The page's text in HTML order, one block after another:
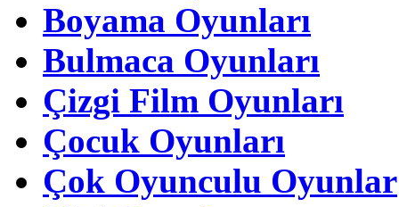
Boyama Oyunları
Bulmaca Oyunları
Çizgi Film Oyunları
Çocuk Oyunları
Çok Oyunculu Oyunlar